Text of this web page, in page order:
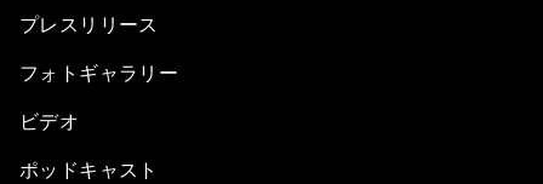
プレスリリース
フォトギャラリー
ビデオ
ポッドキャスト